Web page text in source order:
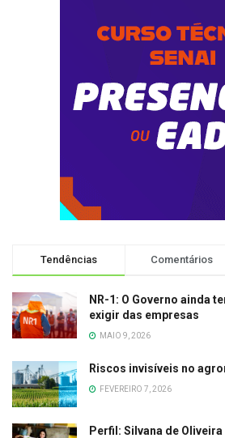
Tendências Comentários
NR-1: O Governo ainda
exigir das empresas
MAIO 9, 2026
Riscos invisíveis no
FEVEREIRO 7, 2026
Perfil: Silvana de Oliveira